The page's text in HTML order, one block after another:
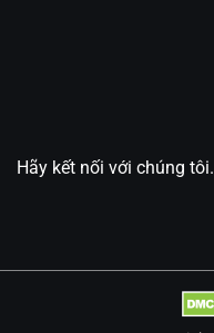
Hãy kết nối với chúng tôi.